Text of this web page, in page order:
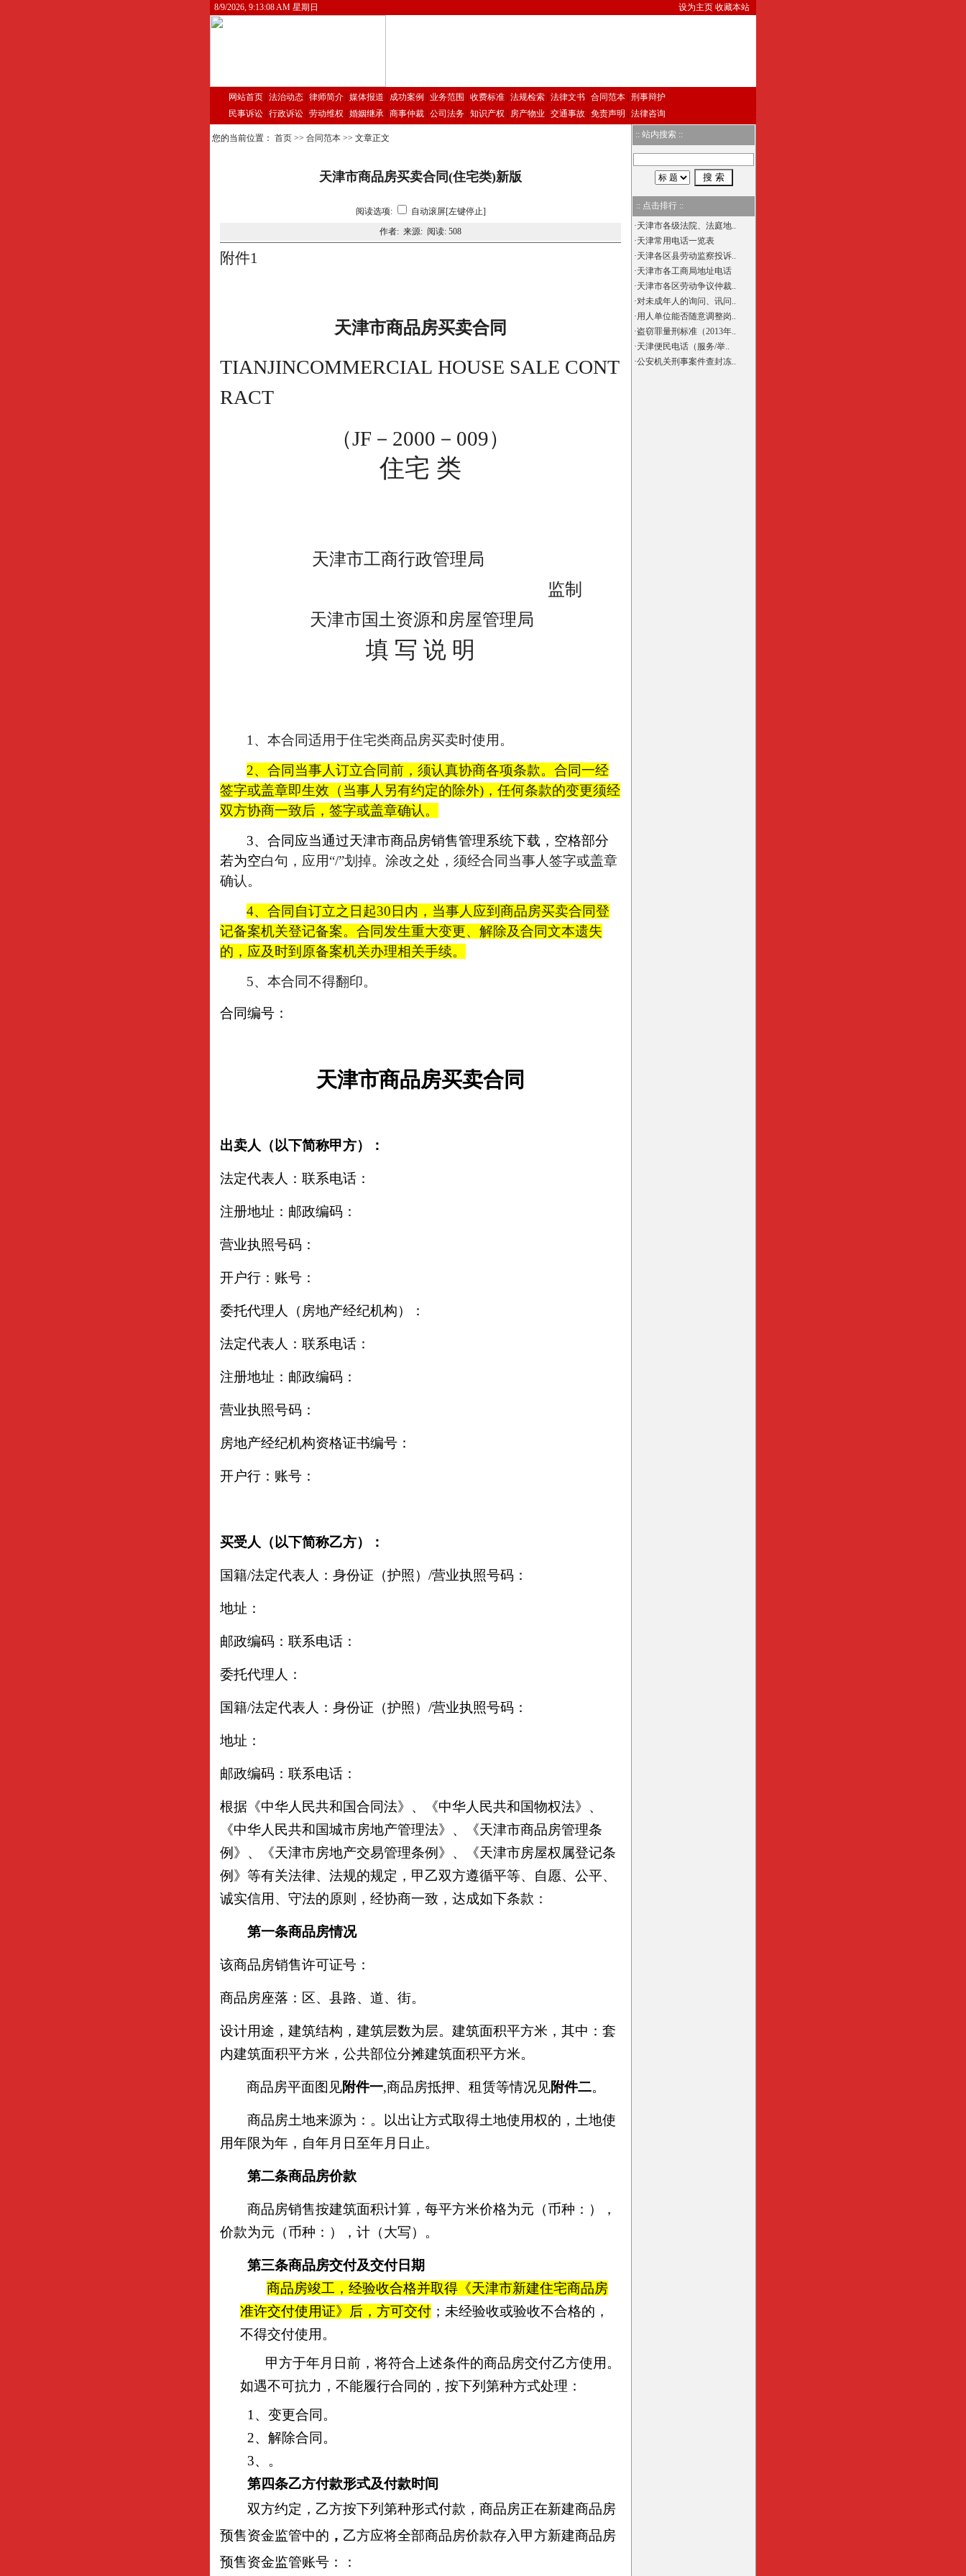
8/9/2026, 9:13:09 AM 星期日 设为主页 收藏本站
网站首页 法治动态 律师简介 媒体报道 成功案例 业务范围 收费标准 法规检索 法律文书 合同范本 刑事辩护
民事诉讼 行政诉讼 劳动维权 婚姻继承 商事仲裁 公司法务 知识产权 房产物业 交通事故 免责声明 法律咨询
您的当前位置： 首页 >> 合同范本 >> 文章正文
天津市商品房买卖合同(住宅类)新版
阅读选项:
自动滚屏[左键停止]
作者: 来源: 阅读: 508
附件1
天津市商品房买卖合同
TIANJINCOMMERCIAL HOUSE SALE CONT
RACT
（JF－2000－009）
住宅 类
天津市工商行政管理局
监制
天津市国土资源和房屋管理局
填 写 说 明
1 、本合同适用于住宅类商品房买卖时使用。
2、合同当事人订立合同前，须认真协商各项条款。合同一经
签字或盖章即生效（当事人另有约定的除外)，任何条款的变更须经
双方协商一致后，签字或盖章确认。
3、合同应当通过天津市商品房销售管理系统下载，空格部分
若为空白句，应用“/”划掉。涂改之处，须经合同当事人签字或盖章
确认。
4、合同自订立之日起30日内，当事人应到商品房买卖合同登
记备案机关登记备案。合同发生重大变更、解除及合同文本遗失
的，应及时到原备案机关办理相关手续。
5、本合同不得翻印。
合同编号：
天津市商品房买卖合同
出卖人（以下简称甲方）：
法定代表人：联系电话：
注册地址：邮政编码：
营业执照号码：
开户行：账号：
委托代理人（房地产经纪机构）：
法定代表人：联系电话：
注册地址：邮政编码：
营业执照号码：
房地产经纪机构资格证书编号：
开户行：账号：
买受人（以下简称乙方）：
国籍/法定代表人：身份证（护照）/营业执照号码：
地址：
邮政编码：联系电话：
委托代理人：
国籍/法定代表人：身份证（护照）/营业执照号码：
地址：
邮政编码：联系电话：
根据《中华人民共和国合同法》、《中华人民共和国物权法》、
《中华人民共和国城市房地产管理法》、《天津市商品房管理条
例》、《天津市房地产交易管理条例》、《天津市房屋权属登记条
例》等有关法律、法规的规定，甲乙双方遵循平等、自愿、公平、
诚实信用、守法的原则，经协商一致，达成如下条款：
第一条商品房情况
该商品房销售许可证号：
商品房座落：区、县路、道、街。
设计用途 ， 建筑结构，建筑层数为层。建筑面积平方米，其中：套
内建筑面积平方米，公共部位分摊建筑面积平方米。
商品房平面图见附件一,商品房抵押、租赁等情况见附件二。
商品房土地来源为：。以出让方式取得土地使用权的，土地使
用年限为年，自年月日至年月日止。
第二条商品房价款
商品房销售按建筑面积计算，每平方米价格为元（币种：），
价款为元（币种：），计（大写）。
第三条商品房交付及交付日期
商品房竣工，经验收合格并取得《天津市新建住宅商品房
准许交付使用证》后，方可交付 ；未经验收或验收不合格的，
不得交付使用。
甲方于年月日前，将符合上述条件的商品房交付乙方使用。
如遇不可抗力，不能履行合同的，按下列第种方式处理：
1 、变更合同。
2、解除合同。
3、。
第四条乙方付款形式及付款时间
双方约定，乙方按下列第种形式付款，商品房正在新建商品房
预售资金监管中的 ， 乙方应将全部商品房价款存入甲方新建商品房
预售资金监管账号：：
:: 站内搜索 ::
:: 点击排行 ::
·天津市各级法院、法庭地..
·天津常用电话一览表
·天津各区县劳动监察投诉..
·天津市各工商局地址电话
·天津市各区劳动争议仲裁..
·对未成年人的询问、讯问..
·用人单位能否随意调整岗..
·盗窃罪量刑标准（2013年..
·天津便民电话（服务/举..
·公安机关刑事案件查封冻..